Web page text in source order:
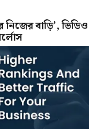
নিজের বাড়ি’, ভিডিও